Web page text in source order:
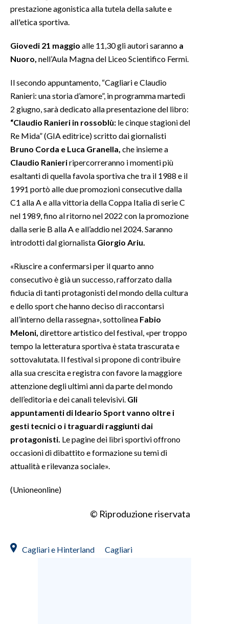
prestazione agonistica alla tutela della salute e
all'etica sportiva.
Giovedi 21 maggio alle 11,30 gli autori saranno a
Nuoro, nell’Aula Magna del Liceo Scientifico Fermi.
Il secondo appuntamento, “Cagliari e Claudio
Ranieri: una storia d’amore”, in programma martedì
2 giugno, sarà dedicato alla presentazione del libro:
“Claudio Ranieri in rossoblù: le cinque stagioni del
Re Mida” (GIA editrice) scritto dai giornalisti
Bruno Corda e Luca Granella, che insieme a
Claudio Ranieriripercorreranno i momenti più
esaltanti di quella favola sportiva che tra il 1988 e il
1991 portò alle due promozioni consecutive dalla
C1 alla A e alla vittoria della Coppa Italia di serie C
nel 1989, fino al ritorno nel 2022 con la promozione
dalla serie B alla A e all’addio nel 2024. Saranno
introdotti dal giornalista Giorgio Ariu.
«Riuscire a confermarsi per il quarto anno
consecutivo è già un successo, rafforzato dalla
fiducia di tanti protagonisti del mondo della cultura
e dello sport che hanno deciso di raccontarsi
all’interno della rassegna», sottolinea Fabio
Meloni, direttore artistico del festival, «per troppo
tempo la letteratura sportiva è stata trascurata e
sottovalutata. Il festival si propone di contribuire
alla sua crescita e registra con favore la maggiore
attenzione degli ultimi anni da parte del mondo
dell’editoria e dei canali televisivi. Gli
appuntamenti di Ideario Sport vanno oltre i
gesti tecnici o i traguardi raggiunti dai
protagonisti. Le pagine dei libri sportivi offrono
occasioni di dibattito e formazione su temi di
attualità e rilevanza sociale».
(Unioneonline)
© Riproduzione riservata
Cagliari e Hinterland Cagliari